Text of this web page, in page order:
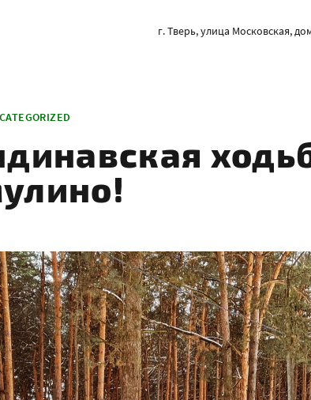
г. Тверь, улица Московская,